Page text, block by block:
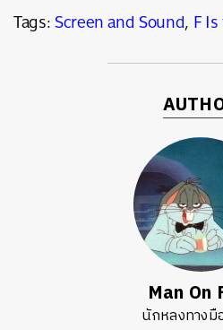
Tags:Screen and Sound, F
Man On
นักหลงทางมื